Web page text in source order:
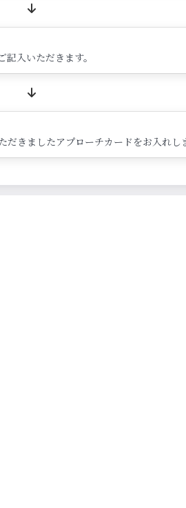
入いただきます。
だきましたアプローチカードをお入れし